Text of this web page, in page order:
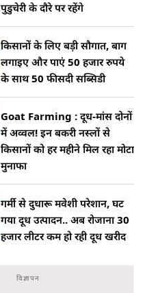
पुडुचेरी के दौरे पर रहेंगे
किसानों के लिए बड़ी सौगात, बाग
लगाइए और पाएं 50 हजार रुपये
के साथ 50 फीसदी सब्सिडी
Goat Farming : दूध-मांस दोनों
में अव्वल! इन बकरी नस्लों से
किसानों को हर महीने मिल रहा मोटा
मुनाफा
गर्मी से दुधारू मवेशी परेशान, घट
गया दूध उत्पादन.. अब रोजाना 30
हजार लीटर कम हो रही दूध खरीद